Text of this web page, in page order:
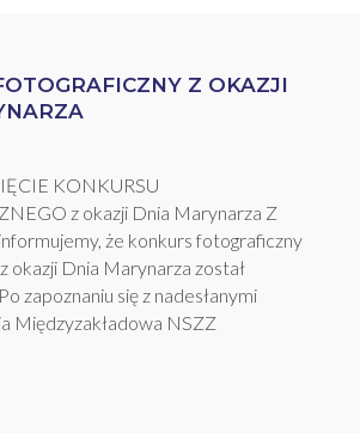
Z OKAZJI
KONKURSU
z okazji Dnia Marynarza Z
że konkurs fotograficzny
okazji Dnia Marynarza został
zapoznaniu się z nadesłanymi
Międzyzakładowa NSZZ